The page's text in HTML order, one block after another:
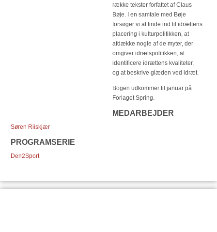
række tekster forfattet af Claus
Bøje. I en samtale med Bøje
forsøger vi at finde ind til idrættens
placering i kulturpolitikken, at
afdække nogle af de myter, der
omgiver idrætspolitikken, at
identificere idrættens kvaliteter,
og at beskrive glæden ved idræt.
Bogen udkommer til januar på
Forlaget Spring.
MEDARBEJDER
Søren Riiskjær
PROGRAMSERIE
Den2Sport